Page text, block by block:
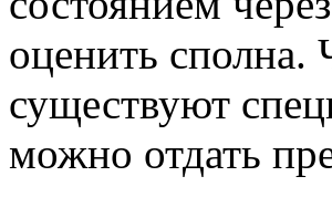
оценить сполна.
существуют
можно отдать